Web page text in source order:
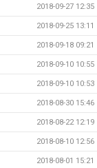
2018-09-27 12:35
2018-09-25 13:11
2018-09-18 09:21
2018-09-10 10:55
2018-09-10 10:53
2018-08-30 15:46
2018-08-22 12:19
2018-08-10 12:56
2018-08-01 15:21